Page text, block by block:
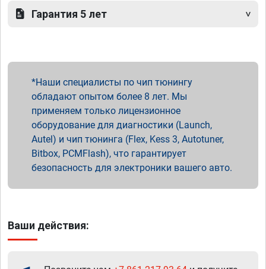
Гарантия 5 лет
Наши специалисты по чип тюнингу
обладают опытом более 8 лет. Мы
применяем только лицензионное
оборудование для диагностики (Launch,
Autel) и чип тюнинга (Flex, Kess 3, Autotuner,
Bitbox, PCMFlash), что гарантирует
безопасность для электроники вашего авто.
Ваши действия: